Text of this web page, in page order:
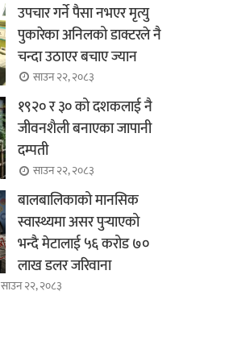
उपचार गर्ने पैसा नभएर मृत्यु
पुकारेका अनिलको डाक्टरले नै
चन्दा उठाएर बचाए ज्यान
साउन २२, २०८३
१९२० र ३० को दशकलाई नै
जीवनशैली बनाएका जापानी
दम्पती
साउन २२, २०८३
बालबालिकाको मानसिक
स्वास्थ्यमा असर पुर्‍याएको
भन्दै मेटालाई ५६ करोड ७०
लाख डलर जरिवाना
साउन २२, २०८३